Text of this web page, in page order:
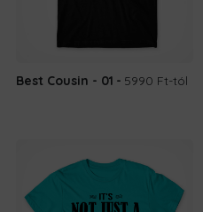
Best Cousin - 01 5990 Ft-tól